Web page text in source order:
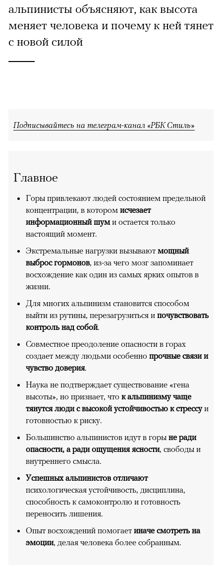
альпинисты объясняют, как высота
меняет человека и почему к ней тянет
с новой силой
Подписывайтесь на телеграм-канал «РБК Стиль»
Главное
Горы привлекают людей состоянием предельной
концентрации, в котором исчезает
информационный шум и остается только
настоящий момент.
Экстремальные нагрузки вызывают мощный
выброс гормонов, из-за чего мозг запоминает
восхождение как один из самых ярких опытов в
жизни.
Для многих альпинизм становится способом
выйти из рутины, перезагрузиться и почувствовать
контроль над собой.
Совместное преодоление опасности в горах
создает между людьми особенно прочные связи и
чувство доверия.
Наука не подтверждает существование «гена
высоты», но признает, что к альпинизму чаще
тянутся люди с высокой устойчивостью к стрессуи
готовностью к риску.
Большинство альпинистов идут в горы не ради
опасности, а ради ощущения ясности, свободы и
внутреннего смысла.
Успешных альпинистов отличают
психологическая устойчивость, дисциплина,
способность к самоконтролю и готовность
переносить лишения.
Опыт восхождений помогает иначе смотреть на
эмоции, делая человека более собранным.